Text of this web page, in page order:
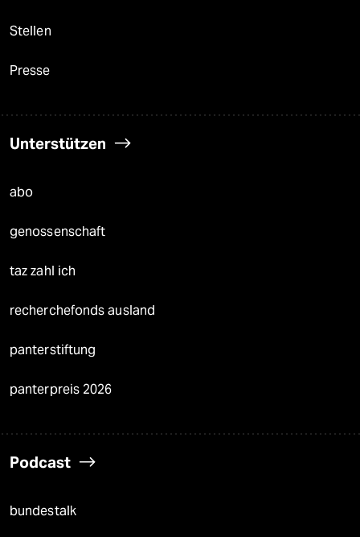
Stellen
Presse
Unterstützen
abo
genossenschaft
taz zahl ich
recherchefonds ausland
panterstiftung
panterpreis 2026
Podcast
bundestalk